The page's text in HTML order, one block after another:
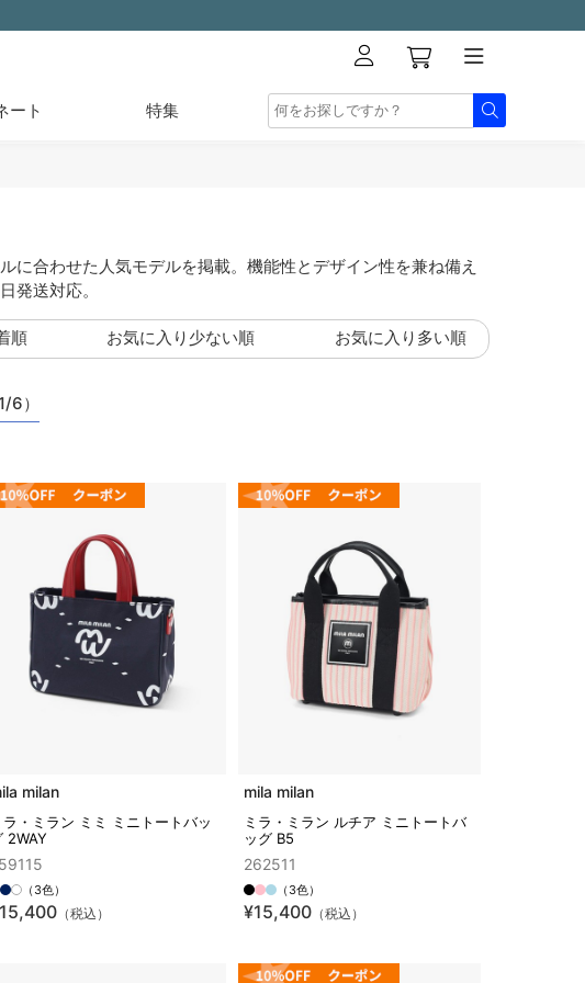
ート 特集
に合わせた人気モデルを掲載。機能性とデザイン性を兼ね備え
発送対応。
順 お気に入り少ない順 お気に入り多い順
6）
milan
ラ・ミラン ミミ ミニトートバッ
2WAY
（3色）
（税込）
mila milan
ミラ・ミラン ルチア ミニトートバ
ッグ B5
262511
（3色）
¥15,400 （税込）